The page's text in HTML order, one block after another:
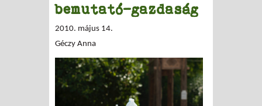
bemutató-gazdaság
2010. május 14.
Géczy Anna